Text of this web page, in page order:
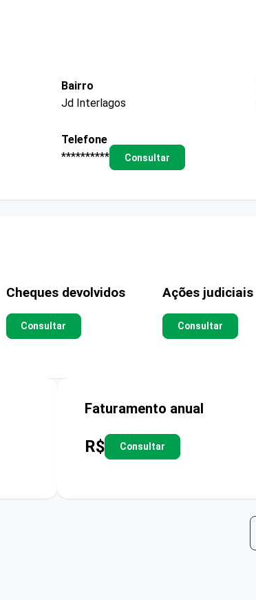
Bairro
Jd Interlagos
Telefone
**********
Consultar
Cheques devolvidos
Consultar
Ações judiciais
Consultar
Faturamento anual
R$ Consultar